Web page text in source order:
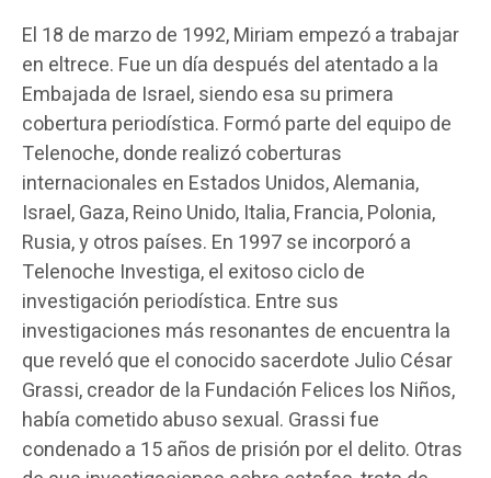
El 18 de marzo de 1992, Miriam empezó a trabajar
en eltrece. Fue un día después del atentado a la
Embajada de Israel, siendo esa su primera
cobertura periodística. Formó parte del equipo de
Telenoche, donde realizó coberturas
internacionales en Estados Unidos, Alemania,
Israel, Gaza, Reino Unido, Italia, Francia, Polonia,
Rusia, y otros países. En 1997 se incorporó a
Telenoche Investiga, el exitoso ciclo de
investigación periodística. Entre sus
investigaciones más resonantes de encuentra la
que reveló que el conocido sacerdote Julio César
Grassi, creador de la Fundación Felices los Niños,
había cometido abuso sexual. Grassi fue
condenado a 15 años de prisión por el delito. Otras